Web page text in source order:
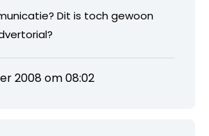
Dit is toch gewoon
2008 om 08:02